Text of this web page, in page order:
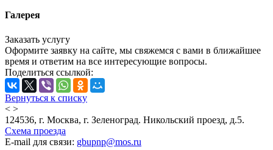
Галерея
Заказать услугу
Оформите заявку на сайте, мы свяжемся с вами в ближайшее
время и ответим на все интересующие вопросы.
Поделиться ссылкой:
Вернуться к списку
< >
124536, г. Москва, г. Зеленоград. Никольский проезд, д.5.
Схема проезда
E-mail для связи: gbupnp@mos.ru